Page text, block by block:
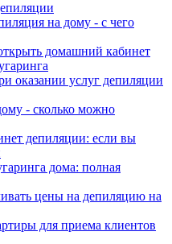
на дому - с чего
домашний кабинет
оказании услуг депиляции
- сколько можно
депиляции: если вы
дома: полная
цены на депиляцию на
для приема клиентов